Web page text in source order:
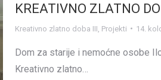
KREATIVNO ZLATNO
Kreativno zlatno doba III Projekti 14.
Dom za starije i nemoćne osobe
Kreativno zlatno…